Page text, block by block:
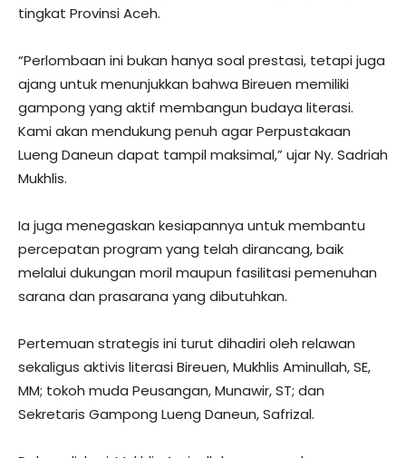
tingkat Provinsi Aceh.
​“Perlombaan ini bukan hanya soal prestasi, tetapi juga
ajang untuk menunjukkan bahwa Bireuen memiliki
gampong yang aktif membangun budaya literasi.
Kami akan mendukung penuh agar Perpustakaan
Lueng Daneun dapat tampil maksimal,” ujar Ny. Sadriah
Mukhlis.
​Ia juga menegaskan kesiapannya untuk membantu
percepatan program yang telah dirancang, baik
melalui dukungan moril maupun fasilitasi pemenuhan
sarana dan prasarana yang dibutuhkan.
​Pertemuan strategis ini turut dihadiri oleh relawan
sekaligus aktivis literasi Bireuen, Mukhlis Aminullah, SE,
MM; tokoh muda Peusangan, Munawir, ST; dan
Sekretaris Gampong Lueng Daneun, Safrizal.